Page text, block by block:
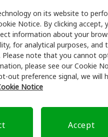
de beneficios y clínicas
en audífonos y
con profesionales
en South Suburban
de seguro para reducir
su experiencia de
sobre el seguro y con
on its website to
Notice. By clicking accept,
information about your
for analytical purposes, and
note that you cannot
please see our Cookie
out preference signal, we will
Notice
Accept